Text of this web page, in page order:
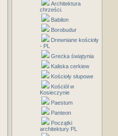
Architektura
chrześci.
Babilon
Borobudur
Drewniane kościoły
- PL
Grecka świątynia
Kaliska cerkiew
Kościoły słupowe
Kościół w
Kosieczynie
Paestum
Panteon
Początki
architektury PL